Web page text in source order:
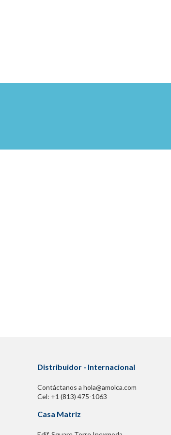
Distribuidor - Internacional
Contáctanos a hola@amolca.com
Cel: +1 (813) 475-1063
Casa Matriz